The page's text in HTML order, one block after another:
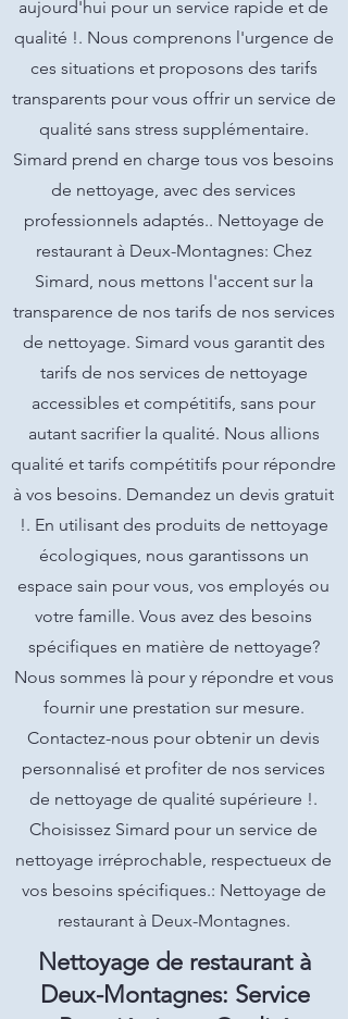
aujourd'hui pour un service rapide et de
qualité !. Nous comprenons l'urgence de
ces situations et proposons des tarifs
transparents pour vous offrir un service de
qualité sans stress supplémentaire.
Simard prend en charge tous vos besoins
de nettoyage, avec des services
professionnels adaptés.. Nettoyage de
restaurant à Deux-Montagnes: Chez
Simard, nous mettons l'accent sur la
transparence de nos tarifs de nos services
de nettoyage. Simard vous garantit des
tarifs de nos services de nettoyage
accessibles et compétitifs, sans pour
autant sacrifier la qualité. Nous allions
qualité et tarifs compétitifs pour répondre
à vos besoins. Demandez un devis gratuit
!. En utilisant des produits de nettoyage
écologiques, nous garantissons un
espace sain pour vous, vos employés ou
votre famille. Vous avez des besoins
spécifiques en matière de nettoyage?
Nous sommes là pour y répondre et vous
fournir une prestation sur mesure.
Contactez-nous pour obtenir un devis
personnalisé et profiter de nos services
de nettoyage de qualité supérieure !.
Choisissez Simard pour un service de
nettoyage irréprochable, respectueux de
vos besoins spécifiques.: Nettoyage de
restaurant à Deux-Montagnes.
Nettoyage de restaurant à
Deux-Montagnes: Service